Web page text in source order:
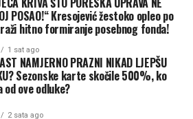
obuhvati novo popločavanje,
sadržaja inspirisanih
djelima, uključujući motiv
širu i bolju sliku“, rekao je
POSAO!“ Kresojević žestoko opleo po
hitno formiranje posebnog fonda!
1 sat ago
NAMJERNO PRAZNI NIKAD LJEPŠU
Sezonske karte skočile 500%, ko
ove odluke?
2 sata ago